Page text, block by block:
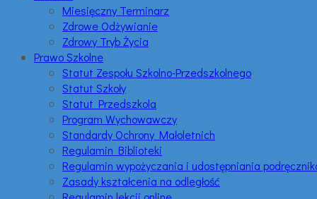
Miesięczny Terminarz
Zdrowe Odżywianie
Zdrowy Tryb Życia
Prawo Szkolne
Statut Zespołu Szkolno-Przedszkolnego
Statut Szkoły
Statut Przedszkola
Program Wychowawczy
Standardy Ochrony Małoletnich
Regulamin Biblioteki
Regulamin wypożyczania i udostępniania
Zasady kształcenia na odległość